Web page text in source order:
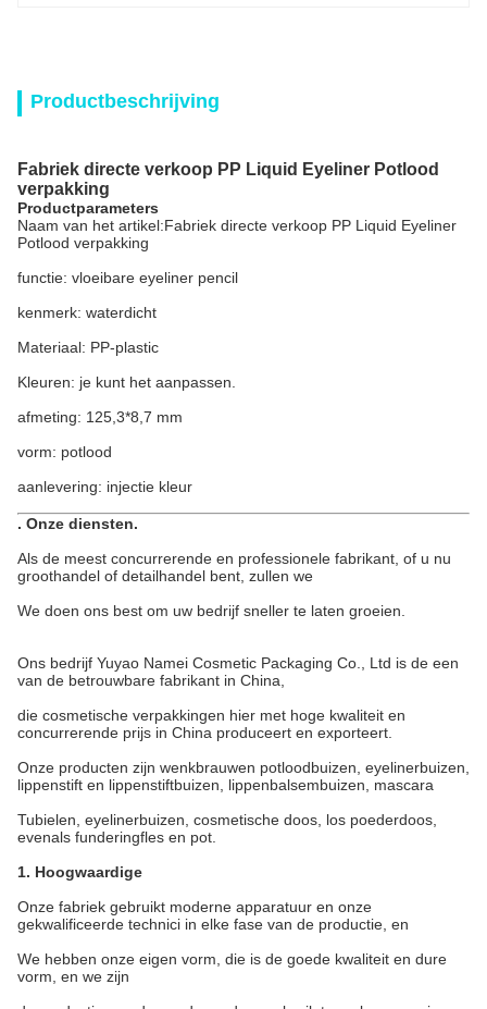
Productbeschrijving
Fabriek directe verkoop PP Liquid Eyeliner Potlood
verpakking
Productparameters
Naam van het artikel:Fabriek directe verkoop PP Liquid Eyeliner
Potlood verpakking
functie: vloeibare eyeliner pencil
kenmerk: waterdicht
Materiaal: PP-plastic
Kleuren: je kunt het aanpassen.
afmeting: 125,3*8,7 mm
vorm: potlood
aanlevering: injectie kleur
. Onze diensten.
Als de meest concurrerende en professionele fabrikant, of u nu
groothandel of detailhandel bent, zullen we
We doen ons best om uw bedrijf sneller te laten groeien.
Ons bedrijf Yuyao Namei Cosmetic Packaging Co., Ltd is de een
van de betrouwbare fabrikant in China,
die cosmetische verpakkingen hier met hoge kwaliteit en
concurrerende prijs in China produceert en exporteert.
Onze producten zijn wenkbrauwen potloodbuizen, eyelinerbuizen,
lippenstift en lippenstiftbuizen, lippenbalsembuizen, mascara
Tubielen, eyelinerbuizen, cosmetische doos, los poederdoos,
evenals funderingfles en pot.
1. Hoogwaardige
Onze fabriek gebruikt moderne apparatuur en onze
gekwalificeerde technici in elke fase van de productie, en
We hebben onze eigen vorm, die is de goede kwaliteit en dure
vorm, en we zijn